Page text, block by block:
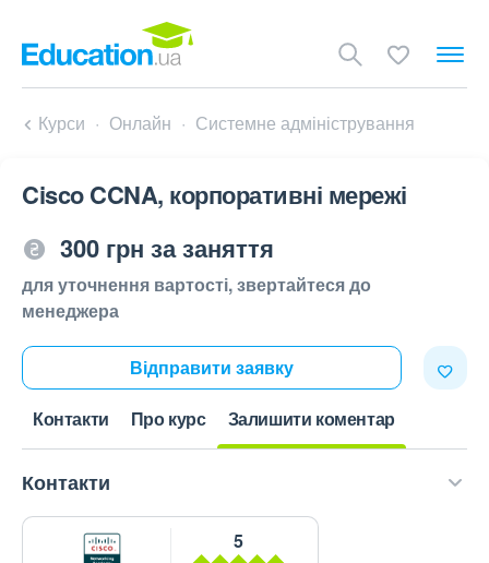
Курси Онлайн Системне адміністрування
Cisco CCNA, корпоративні мережі
300 грн за заняття
для уточнення вартості, звертайтеся до
менеджера
Відправити заявку
Контакти Про курс Залишити коментар
Контакти
5